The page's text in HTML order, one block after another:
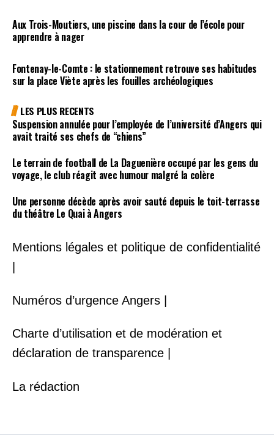
Aux Trois-Moutiers, une piscine dans la cour de l’école pour
apprendre à nager
Fontenay-le-Comte : le stationnement retrouve ses habitudes
sur la place Viète après les fouilles archéologiques
LES PLUS RECENTS
Suspension annulée pour l’employée de l’université d’Angers qui
avait traité ses chefs de “chiens”
Le terrain de football de La Daguenière occupé par les gens du
voyage, le club réagit avec humour malgré la colère
Une personne décède après avoir sauté depuis le toit-terrasse
du théâtre Le Quai à Angers
Mentions légales et politique de confidentialité
Numéros d’urgence Angers |
Charte d’utilisation et de modération et
déclaration de transparence |
La rédaction